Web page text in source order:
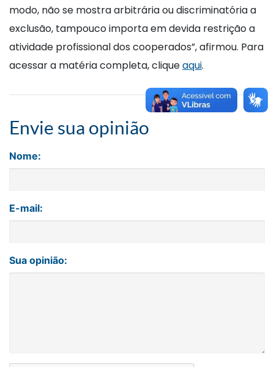
modo, não se mostra arbitrária ou discriminatória a
exclusão, tampouco importa em devida restrição a
atividade profissional dos cooperados”, afirmou. Para
acessar a matéria completa, cliqueaqui.
Envie sua opinião
Nome:
E-mail:
Sua opinião: